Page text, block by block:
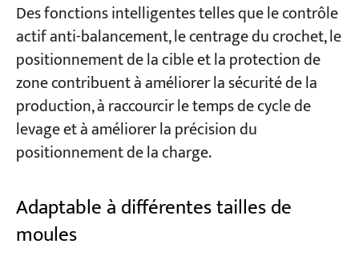
Des fonctions intelligentes telles que le contrôle
actif anti-balancement, le centrage du crochet, le
positionnement de la cible et la protection de
zone contribuent à améliorer la sécurité de la
production, à raccourcir le temps de cycle de
levage et à améliorer la précision du
positionnement de la charge.
Adaptable à différentes tailles de
moules